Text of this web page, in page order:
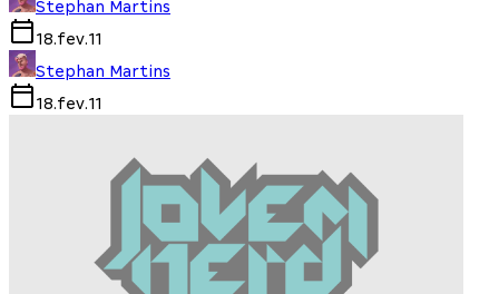
Stephan Martins
18.fev.11
Stephan Martins
18.fev.11